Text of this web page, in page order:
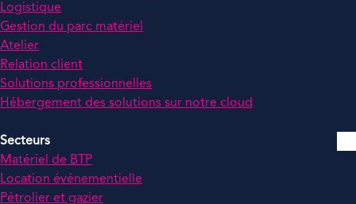
Logistique
Gestion du parc matériel
Atelier
Relation client
Solutions professionnelles
Hébergement des solutions sur notre cloud
Secteurs
Matériel de BTP
Location événementielle
Pétrolier et gazier